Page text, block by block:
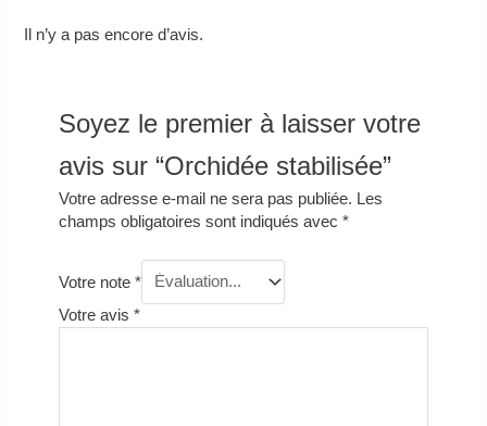
Il n’y a pas encore d’avis.
Soyez le premier à laisser votre
avis sur “Orchidée stabilisée”
Votre adresse e-mail ne sera pas publiée. Les
champs obligatoires sont indiqués avec *
Votre note *
Votre avis *